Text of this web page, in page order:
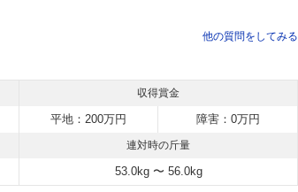
他の質問をしてみる
収得賞金
平地：200万円 障害：0万円
連対時の斤量
53.0kg 〜 56.0kg